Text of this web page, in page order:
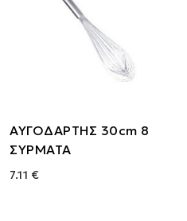
ΑΥΓΟΔΑΡΤΗΣ 30cm 8
ΣΥΡΜΑΤΑ
7.11 €